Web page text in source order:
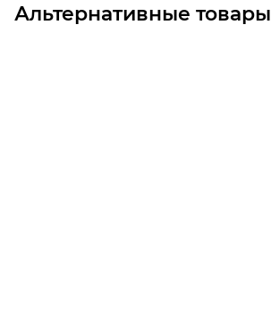
Альтернативные товары